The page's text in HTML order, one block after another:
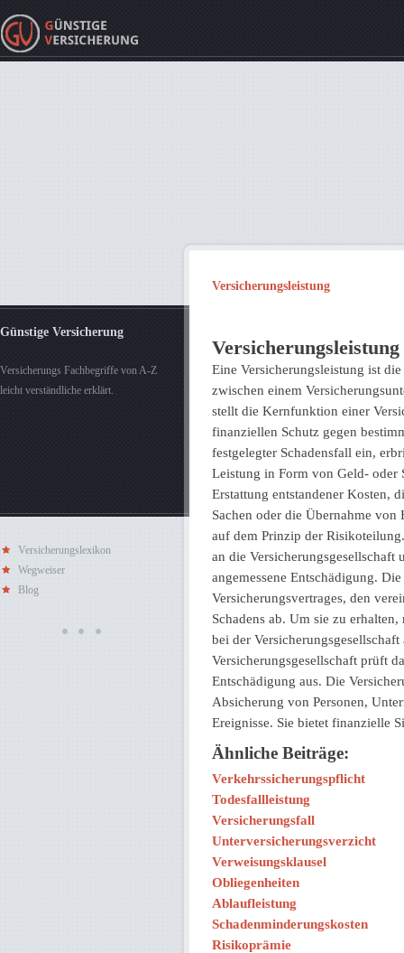
Günstige Versicherung
Versicherungs Fachbegriffe von A-Z
leicht verständliche erklärt.
Versicherungslexikon
Wegweiser
Blog
Versicherungsleistung
Versicherungsleistung
Eine Versicherungsleistung ist
zwischen einem
stellt die Kernfunktion einer
finanziellen Schutz gegen
festgelegter Schadensfall ein,
Leistung in Form von Geld- oder
Erstattung entstandener Kosten,
Sachen oder die Übernahme
auf dem Prinzip der
an die Versicherungsgesellschaft
angemessene Entschädigung.
Versicherungsvertrages, den
Schadens ab. Um sie zu
bei der
Versicherungsgesellschaft prüft
Entschädigung aus. Die
Absicherung von Personen,
Ereignisse. Sie bietet finanzielle
Ähnliche Beiträge:
Verkehrssicherungspflicht
Todesfallleistung
Versicherungsfall
Unterversicherungsverzicht
Verweisungsklausel
Obliegenheiten
Ablaufleistung
Schadenminderungskosten
Risikoprämie